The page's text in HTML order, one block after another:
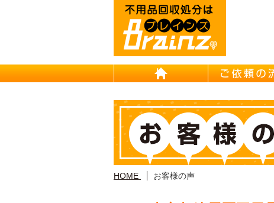
HOME
HOME お客様の声